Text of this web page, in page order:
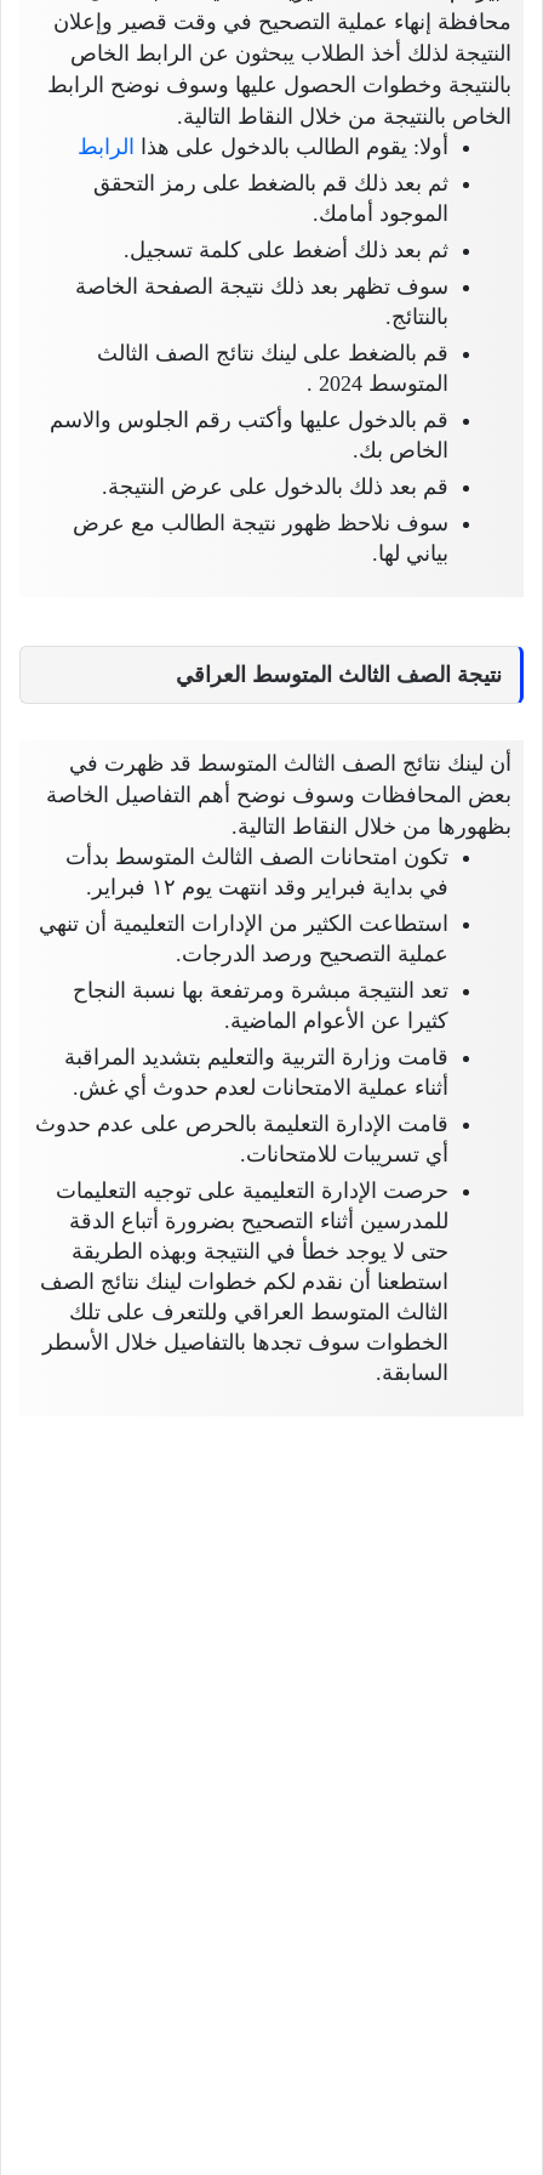
محافظة إنهاء عملية التصحيح في وقت قصير وإعلان
النتيجة لذلك أخذ الطلاب يبحثون عن الرابط الخاص
بالنتيجة وخطوات الحصول عليها وسوف نوضح الرابط
الخاص بالنتيجة من خلال النقاط التالية.
أولا: يقوم الطالب بالدخول على هذا
الرابط
ثم بعد ذلك قم بالضغط على رمز التحقق
الموجود أمامك.
ثم بعد ذلك أضغط على كلمة تسجيل.
سوف تظهر بعد ذلك نتيجة الصفحة الخاصة
بالنتائج.
قم بالضغط على لينك نتائج الصف الثالث
المتوسط 2024 .
قم بالدخول عليها وأكتب رقم الجلوس والاسم
الخاص بك.
قم بعد ذلك بالدخول على عرض النتيجة.
سوف نلاحظ ظهور نتيجة الطالب مع عرض
بياني لها.
نتيجة الصف الثالث المتوسط العراقي
أن لينك نتائج الصف الثالث المتوسط قد ظهرت في
بعض المحافظات وسوف نوضح أهم التفاصيل الخاصة
بظهورها من خلال النقاط التالية.
تكون امتحانات الصف الثالث المتوسط بدأت
في بداية فبراير وقد انتهت يوم ١٢ فبراير.
استطاعت الكثير من الإدارات التعليمية أن تنهي
عملية التصحيح ورصد الدرجات.
تعد النتيجة مبشرة ومرتفعة بها نسبة النجاح
كثيرا عن الأعوام الماضية.
قامت وزارة التربية والتعليم بتشديد المراقبة
أثناء عملية الامتحانات لعدم حدوث أي غش.
قامت الإدارة التعليمة بالحرص على عدم حدوث
أي تسريبات للامتحانات.
حرصت الإدارة التعليمية على توجيه التعليمات
للمدرسين أثناء التصحيح بضرورة أتباع الدقة
حتى لا يوجد خطأ في النتيجة وبهذه الطريقة
استطعنا أن نقدم لكم خطوات لينك نتائج الصف
الثالث المتوسط العراقي وللتعرف على تلك
الخطوات سوف تجدها بالتفاصيل خلال الأسطر
السابقة.